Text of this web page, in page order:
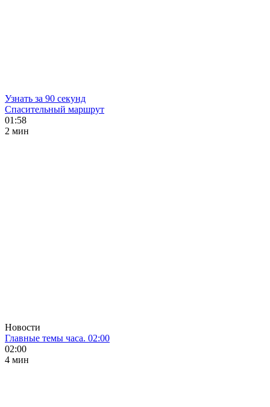
Узнать за 90 секунд
Спасительный маршрут
01:58
2 мин
Новости
Главные темы часа. 02:00
02:00
4 мин